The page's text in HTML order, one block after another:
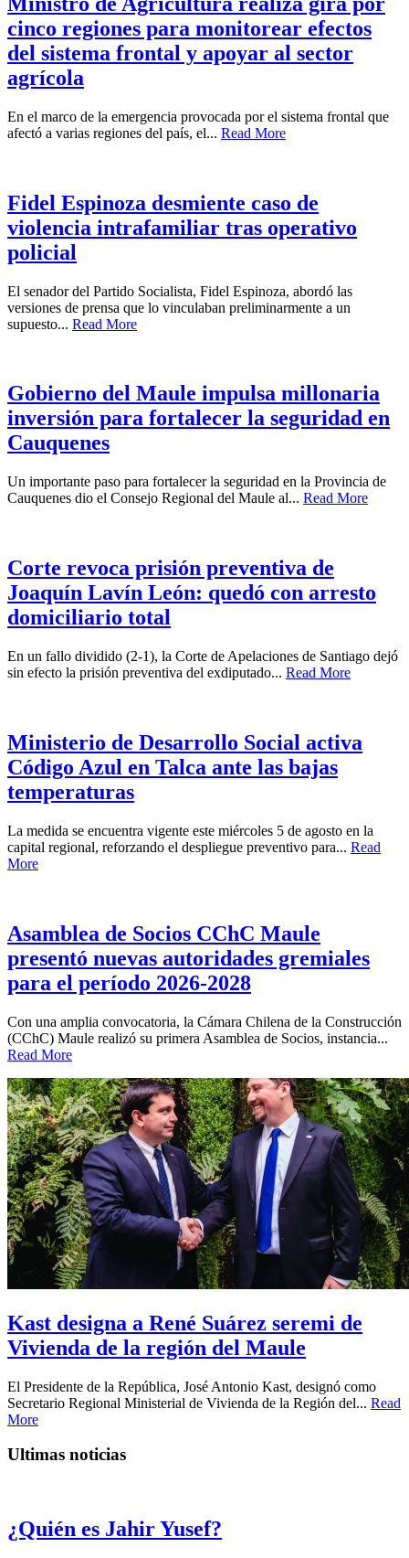
cinco regiones para monitorear efectos
del sistema frontal y apoyar al sector
agrícola
En el marco de la emergencia provocada por el sistema frontal que
afectó a varias regiones del país, el... Read More
Fidel Espinoza desmiente caso de
violencia intrafamiliar tras operativo
policial
El senador del Partido Socialista, Fidel Espinoza, abordó las
versiones de prensa que lo vinculaban preliminarmente a un
supuesto... Read More
Gobierno del Maule impulsa millonaria
inversión para fortalecer la seguridad en
Cauquenes
Un importante paso para fortalecer la seguridad en la Provincia de
Cauquenes dio el Consejo Regional del Maule al... Read More
Corte revoca prisión preventiva de
Joaquín Lavín León: quedó con arresto
domiciliario total
En un fallo dividido (2-1), la Corte de Apelaciones de Santiago dejó
sin efecto la prisión preventiva del exdiputado... Read More
Ministerio de Desarrollo Social activa
Código Azul en Talca ante las bajas
temperaturas
La medida se encuentra vigente este miércoles 5 de agosto en la
capital regional, reforzando el despliegue preventivo para... Read
More
Asamblea de Socios CChC Maule
presentó nuevas autoridades gremiales
para el período 2026-2028
Con una amplia convocatoria, la Cámara Chilena de la Construcción
(CChC) Maule realizó su primera Asamblea de Socios, instancia...
Read More
Kast designa a René Suárez seremi de
Vivienda de la región del Maule
El Presidente de la República, José Antonio Kast, designó como
Secretario Regional Ministerial de Vivienda de la Región del... Read
More
Ultimas noticias
¿Quién es Jahir Yusef?